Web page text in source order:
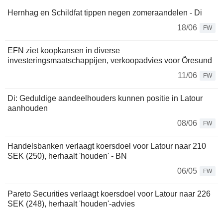
Hernhag en Schildfat tippen negen zomeraandelen - Di
18/06
FW
EFN ziet koopkansen in diverse
investeringsmaatschappijen, verkoopadvies voor Öresund
11/06
FW
Di: Geduldige aandeelhouders kunnen positie in Latour
aanhouden
08/06
FW
Handelsbanken verlaagt koersdoel voor Latour naar 210
SEK (250), herhaalt 'houden' - BN
06/05
FW
Pareto Securities verlaagt koersdoel voor Latour naar 226
SEK (248), herhaalt 'houden'-advies